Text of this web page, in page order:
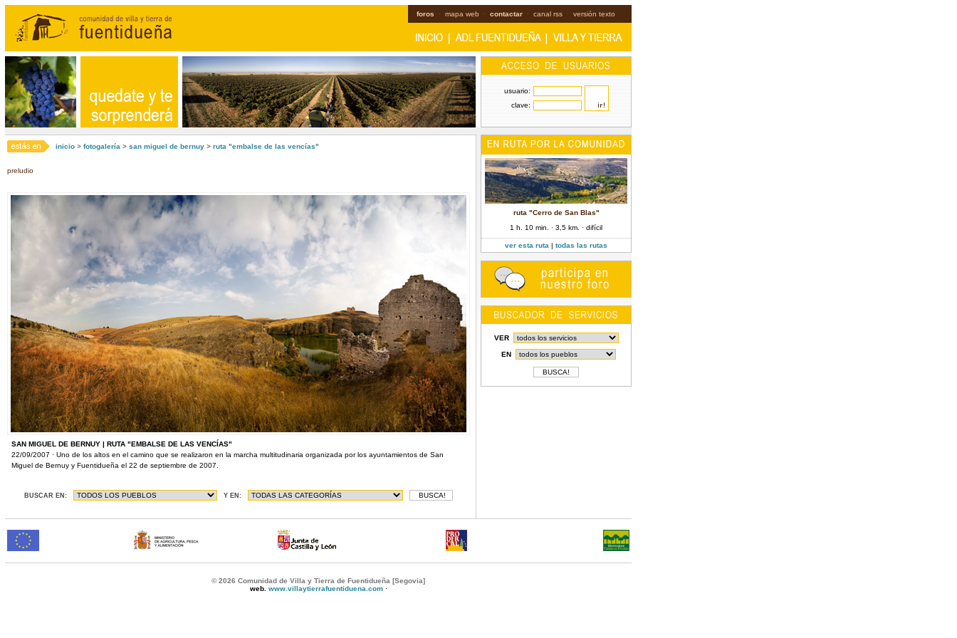
foros · mapa web · contactar · canal rss · versión texto
usuario:
clave:
inicio > fotogalería > san miguel de bernuy > ruta "embalse de las vencías"
preludio
SAN MIGUEL DE BERNUY | RUTA "EMBALSE DE LAS VENCÍAS"
22/09/2007 · Uno de los altos en el camino que se realizaron en la marcha multitudinaria organizada por los ayuntamientos de San
Miguel de Bernuy y Fuentidueña el 22 de septiembre de 2007.
BUSCAR EN: Y EN:
ruta "Cerro de San Blas"
1 h. 10 min. · 3,5 km. · difícil
ver esta ruta | todas las rutas
VER
EN
© 2026 Comunidad de Villa y Tierra de Fuentidueña [Segovia]
web. www.villaytierrafuentiduena.com·